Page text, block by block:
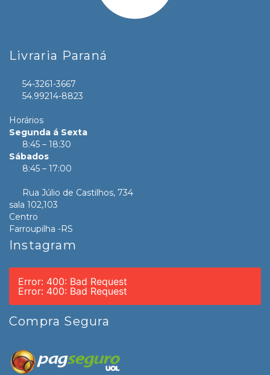
Livraria Paraná
54-3261-3667
54.99214-8823
Horários
Segunda á Sexta
8:45 – 18:30
Sábados
8:45 – 17:00
Rua Júlio de Castilhos, 734
sala 102,103
Centro
Farroupilha -RS
Instagram
Error: 400: Bad Request
Error: 400: Bad Request
Compra Segura